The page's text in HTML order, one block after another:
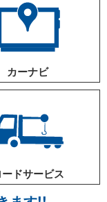
ぐに対応してもら
西宮市、主婦)
ました。通勤のた
会社に電話してみ
後の1台残ってい
対応も良かったの
デミオを用意して
距離の制限内で返
えるまで1ヶ月半
）
のを希望し、ニッ
予約メールから確
カーナビ
ードサービス